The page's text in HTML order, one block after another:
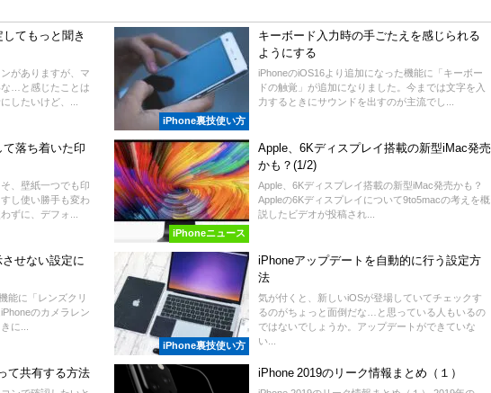
てもっと聞き
がありますが、マ
な…と感じたことは
したいけど、...
iPhone裏技使い方
キーボード入力時の手ごたえを感じられる
ようにする
iPhoneのiOS16より追加になった機能に「キーボー
ドの触覚」が追加になりました。今までは文字を入
力するときにサウンドを出すのが主流でし...
落ち着いた印
、壁紙一つでも印
し使い勝手も変わ
ずに、デフォ...
iPhoneニュース
Apple、6Kディスプレイ搭載の新型iMac発売
かも？(1/2)
Apple、6Kディスプレイ搭載の新型iMac発売かも？
Appleの6Kディスプレイについて9to5macの考えを概
説したビデオが投稿され...
せない設定に
能に「レンズクリ
のカメラレン
に...
iPhone裏技使い方
iPhoneアップデートを自動的に行う設定方
法
気が付くと、新しいiOSが登場していてチェックす
るのがちょっと面倒だな…と思っている人もいるの
ではないでしょうか。アップデートができていな
い...
て共有する方法 iPhone 2019のリーク情報まとめ（１）